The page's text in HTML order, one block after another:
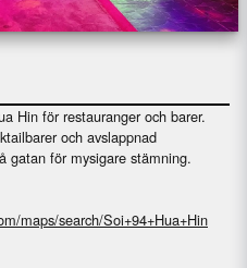
Hin för restauranger och barer.
och avslappnad
gatan för mysigare stämning.
maps/search/Soi+94+Hua+Hin